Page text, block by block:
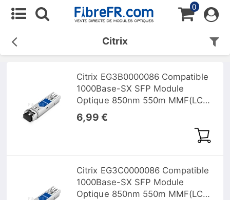
0
Citrix
Citrix EG3B0000086 Compatible
1000Base-SX SFP Module
Optique 850nm 550m MMF(LC
Duplex) DOM
6,99 €
Citrix EG3C0000086 Compatible
1000Base-SX SFP Module
Optique 850nm 550m MMF(LC